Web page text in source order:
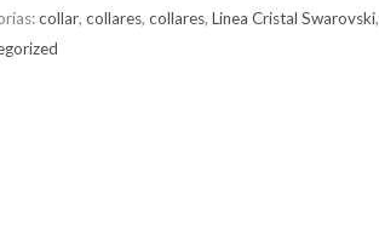
collar,collares,collares,Linea Cristal Swarovski,